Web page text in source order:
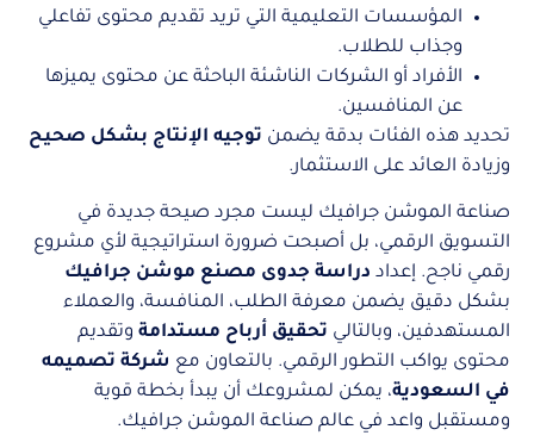
المؤسسات التعليمية التي تريد تقديم محتوى تفاعلي
وجذاب للطلاب.
الأفراد أو الشركات الناشئة الباحثة عن محتوى يميزها
عن المنافسين.
تحديد هذه الفئات بدقة يضمن توجيه الإنتاج بشكل صحيح
وزيادة العائد على الاستثمار.
صناعة الموشن جرافيك ليست مجرد صيحة جديدة في
التسويق الرقمي، بل أصبحت ضرورة استراتيجية لأي مشروع
رقمي ناجح. إعداد دراسة جدوى مصنع موشن جرافيك
بشكل دقيق يضمن معرفة الطلب، المنافسة، والعملاء
المستهدفين، وبالتالي تحقيق أرباح مستدامة وتقديم
محتوى يواكب التطور الرقمي. بالتعاون مع شركة تصميمه
في السعودية، يمكن لمشروعك أن يبدأ بخطة قوية
ومستقبل واعد في عالم صناعة الموشن جرافيك.